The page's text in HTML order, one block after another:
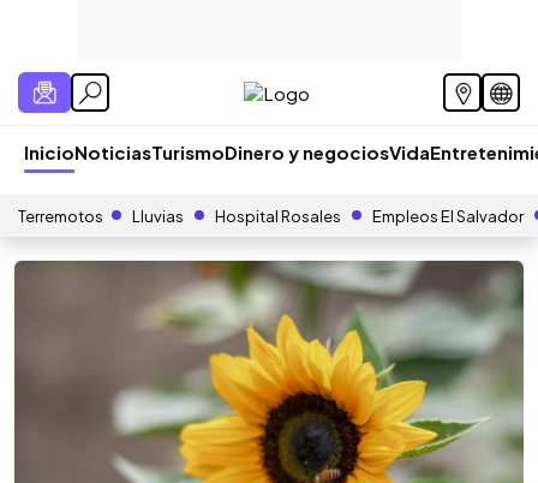
InicioNoticiasTurismoDinero y negociosVida
Terremotos Lluvias Hospital Rosales Empleos El Salvador